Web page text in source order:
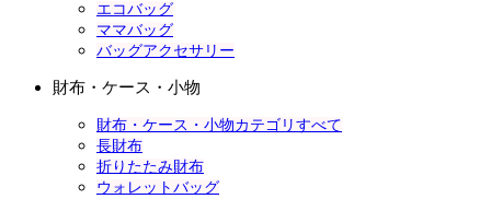
エコバッグ
ママバッグ
バッグアクセサリー
財布・ケース・小物
財布・ケース・小物カテゴリすべて
長財布
折りたたみ財布
ウォレットバッグ